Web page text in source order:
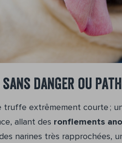
danger ou
truffe extrêmement courte ;
allant des ronflements
narines très rapprochées,